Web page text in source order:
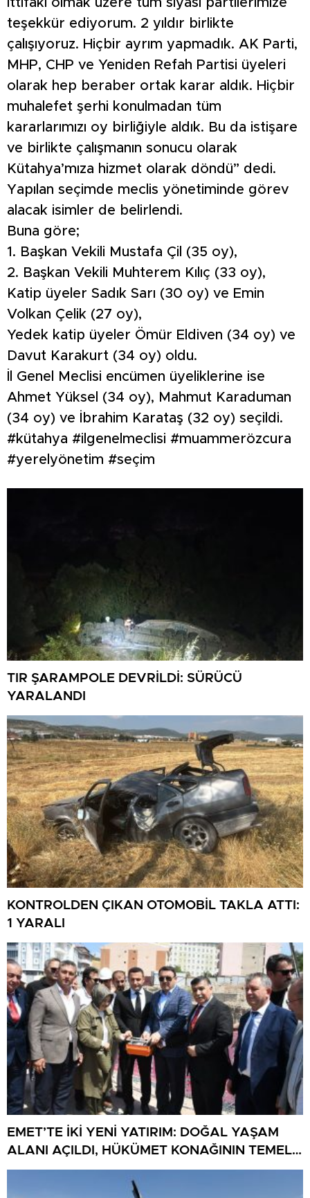
İttifakı olmak üzere tüm siyasi partilerimize
teşekkür ediyorum. 2 yıldır birlikte
çalışıyoruz. Hiçbir ayrım yapmadık. AK Parti,
MHP, CHP ve Yeniden Refah Partisi üyeleri
olarak hep beraber ortak karar aldık. Hiçbir
muhalefet şerhi konulmadan tüm
kararlarımızı oy birliğiyle aldık. Bu da istişare
ve birlikte çalışmanın sonucu olarak
Kütahya’mıza hizmet olarak döndü” dedi.
Yapılan seçimde meclis yönetiminde görev
alacak isimler de belirlendi.
Buna göre;
1. Başkan Vekili Mustafa Çil (35 oy),
2. Başkan Vekili Muhterem Kılıç (33 oy),
Katip üyeler Sadık Sarı (30 oy) ve Emin
Volkan Çelik (27 oy),
Yedek katip üyeler Ömür Eldiven (34 oy) ve
Davut Karakurt (34 oy) oldu.
İl Genel Meclisi encümen üyeliklerine ise
Ahmet Yüksel (34 oy), Mahmut Karaduman
(34 oy) ve İbrahim Karataş (32 oy) seçildi.
#kütahya #ilgenelmeclisi #muammerözcura
#yerelyönetim #seçim
TIR ŞARAMPOLE DEVRİLDİ: SÜRÜCÜ
YARALANDI
KONTROLDEN ÇIKAN OTOMOBİL TAKLA ATTI:
1 YARALI
EMET’TE İKİ YENİ YATIRIM: DOĞAL YAŞAM
ALANI AÇILDI, HÜKÜMET KONAĞININ TEMELİ
ATILDI